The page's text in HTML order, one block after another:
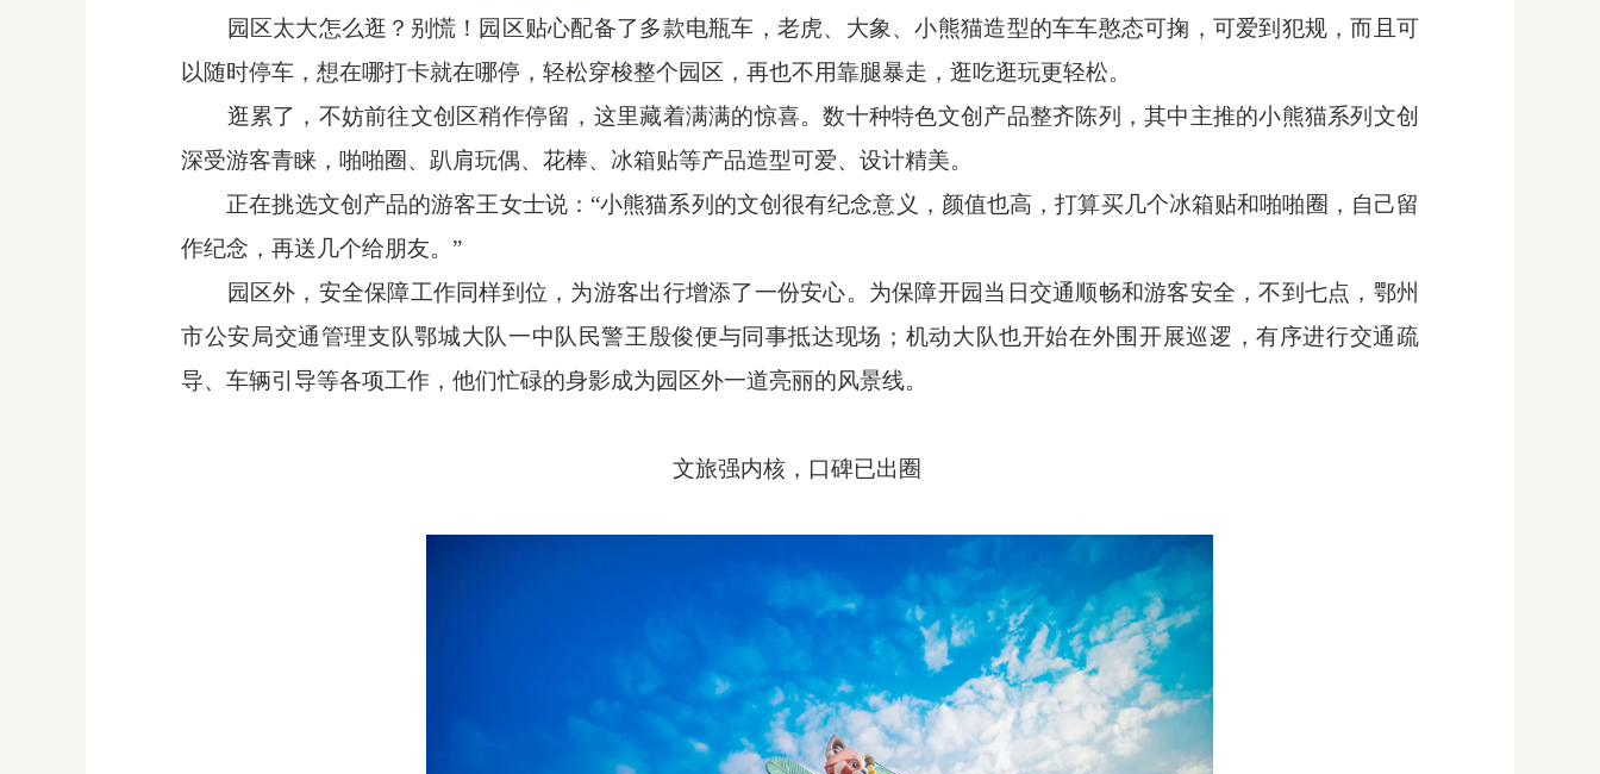
园区太大怎么逛？别慌！园区贴心配备了多款电瓶车，老虎、大象、小熊猫造型的车车憨态可掬，可爱到犯规，而且可
以随时停车，想在哪打卡就在哪停，轻松穿梭整个园区，再也不用靠腿暴走，逛吃逛玩更轻松。
逛累了，不妨前往文创区稍作停留，这里藏着满满的惊喜。数十种特色文创产品整齐陈列，其中主推的小熊猫系列文创
深受游客青睐，啪啪圈、趴肩玩偶、花棒、冰箱贴等产品造型可爱、设计精美。
正在挑选文创产品的游客王女士说： “小熊猫系列的文创很有纪念意义，颜值也高，打算买几个冰箱贴和啪啪圈，自己留
作纪念，再送几个给朋友。”
园区外，安全保障工作同样到位，为游客出行增添了一份安心。为保障开园当日交通顺畅和游客安全，不到七点，鄂州
市公安局交通管理支队鄂城大队一中队民警王殷俊便与同事抵达现场；机动大队也开始在外围开展巡逻，有序进行交通疏
导、车辆引导等各项工作，他们忙碌的身影成为园区外一道亮丽的风景线。
文旅强内核，口碑已出圈